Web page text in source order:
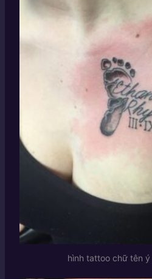
hình tattoo chữ tên